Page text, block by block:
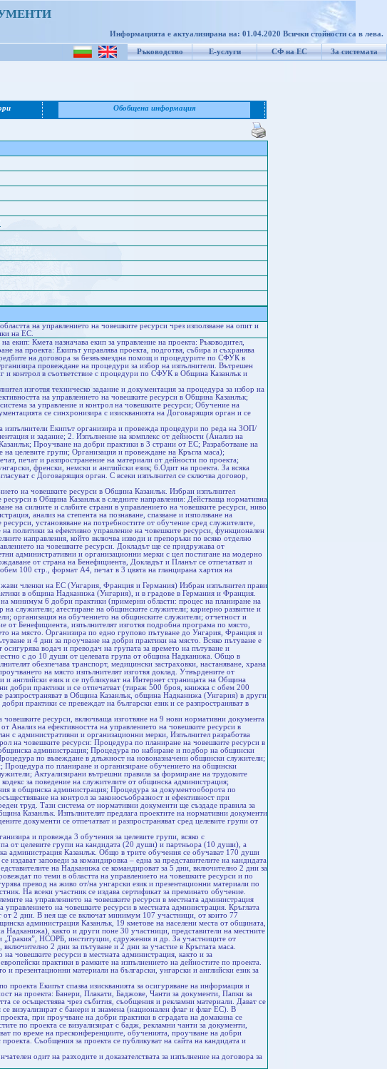
Информацията е актуализирана на: 01.04.2020 Всички стойности са в лева.
Ръководство Е-услуги СФ на ЕС За системата
Обобщена информация
на управлението на човешките ресурси чрез използване на опит и
на ЕС.
Кмета назначава екип за управление на проекта: Ръководител,
на проекта: Екипът управлява проекта, подготвя, събира и съхранява
на договора за безвъзмездна помощ и процедурите по СФУК в
провеждане на процедури за избор на изпълнители. Вътрешен
и контрол в съответствие с процедури по СФУК в Община Казанлък и
изготвя техническо задание и документация за процедура за избор на
на управлението на човешките ресурси в Община Казанлък;
за управление и контрол на човешките ресурси; Обучение на
се синхронизира с изискванията на Договарящия орган и се
Екипът организира и провежда процедури по реда на ЗОП/
и задание; 2. Изпълнение на комплекс от дейности (Анализ на
Проучване на добри практики в 3 страни от ЕС; Разработване на
целевите групи; Организация и провеждане на Кръгла маса);
печат и разпространение на материали от дейности по проекта;
френски, немски и английски език; 6.Одит на проекта. За всяка
с Договарящия орган. С всеки изпълнител се сключва договор,
на човешките ресурси в Община Казанлък. Избран изпълнител
в Община Казанлък в следните направления: Действаща нормативна
на силните и слабите страни в управлението на човешките ресурси, ниво
анализ на степента на познаване, спазване и използване на
установяване на потребностите от обучение сред служителите,
политики за ефективно управление на човешките ресурси, функционален
направления, който включва изводи и препоръки по всяко отделно
на човешките ресурси. Докладът ще се придружава от
административни и организационни мерки с цел постигане на модерно
от страна на Бенефициента, Докладът и Планът се отпечатват и
100 стр., формат А4, печат в 3 цвята на гланцирана хартия на
членки на ЕС (Унгария, Франция и Германия) Избран изпълнител прави
в община Надканижа (Унгария), и в градове в Германия и Франция.
минимум 6 добри практики (примерни области: процес на планиране на
служители; атестиране на общинските служители; кариерно развитие и
организация на обучението на общинските служители; отчетност и
от Бенефициента, изпълнителят изготвя подробна програма по място,
на място. Организира по едно групово пътуване до Унгария, Франция и
и 4 дни за проучване на добри практики на място. Всяко пътуване е
водач и преводач на групата за времето на пътуване и
с до 10 души от целевата група от община Надканижа. Общо в
обезпечава транспорт, медицински застраховки, настаняване, храна
на място изпълнителят изготвя доклад. Утвърдените от
английски език и се публикуват на Интернет страницата на Община
добри практики и се отпечатват (тираж 500 броя, книжка с обем 200
разпространяват в Община Казанлък, община Надканижа (Унгария) в други
практики се превеждат на български език и се разпространяват в
ресурси, включваща изготвяне на 9 нови нормативни документа
Анализ на ефективността на управлението на човешките ресурси в
с административни и организационни мерки, Изпълнител разработва
на човешките ресурси: Процедура по планиране на човешките ресурси в
администрация; Процедура по набиране и подбор на общински
по въвеждане в длъжност на новоназначени общински служители;
по планиране и организиране обучението на общински
Актуализирани вътрешни правила за формиране на трудовите
за поведение на служителите от общинска администрация;
в общинска администрация; Процедура за документооборота по
на контрол за законосъобразност и ефективност при
труд. Тази система от нормативни документи ще създаде правила за
Казанлък. Изпълнителят предлага проектите на нормативни документи
документи се отпечатват и разпространяват сред целевите групи от
и провежда 3 обучения за целевите групи, всяко с
от целевите групи на кандидата (20 души) и партньора (10 души), а
администрация Казанлък. Общо в трите обучения се обучават 170 души
издават заповеди за командировка – една за представителите на кандидата
на Надканижа се командироват за 5 дни, включително 2 дни за
по теми в областта на управлението на човешките ресурси и по
превод на живо от/на унгарски език и презентационни материали по
На всеки участник се издава сертификат за преминато обучение.
на управлението на човешките ресурси в местната администрация
на човешките ресурси в местната администрация. Кръглата
2 дни. В нея ще се включат минимум 107 участници, от които 77
администрация Казанлък, 19 кметове на населени места от общината,
както и други поне 30 участници, представители на местните
„Тракия”, НСОРБ, институции, сдружения и др. За участниците от
2 дни за пътуване и 2 дни за участие в Кръглата маса.
човешките ресурси в местната администрация, както и за
практики в рамките на изпълнението на дейностите по проекта.
и презентационни материали на български, унгарски и английски език за
Екипът спазва изискванията за осигуряване на информация и
на проекта: Банери, Плакати, Баджове, Чанти за документи, Папки за
се осъществява чрез събития, съобщения и рекламни материали. Дават се
визуализират с банери и знамена (национален флаг и флаг ЕС). В
при проучване на добри практики в сградата на домакина се
по проекта се визуализират с бадж, рекламни чанти за документи,
по време на пресконференциите, обученията, проучване на добри
Съобщения за проекта се публикуват на сайта на кандидата и
одит на разходите и доказателствата за изпълнение на договора за